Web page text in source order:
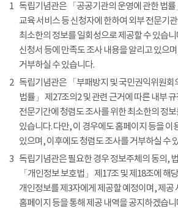
1 독립기념관은 「공공기관의 운영에 관한 법
교육 서비스 등 신청자에 한하여 외부 전문기
최소한의 정보를 일회성으로 제공할 수 있습
신청서 등에 만족도 조사 내용을 알리고 있으
거부하실 수 있습니다.
2 독립기념관은 「부패방지 및 국민권익위원회
법률」 제27조의2 및 관련 근거에 따른 내부
전문기간에 청렴도 조사를 위한 최소한의 정
있습니다. 다만, 이 경우에도 홈페이지 등을 이
있으며, 이후에도 청렴도 조사를 거부하실 수
3 독립기념관은 필요한 경우 정보주체의 동의,
「개인정보 보호법」 제17조 및 제18조에 해
개인정보를 제3자에게 제공할 예정이며, 제공
홈페이지 등을 통해 제공 내역을 공지하겠습니